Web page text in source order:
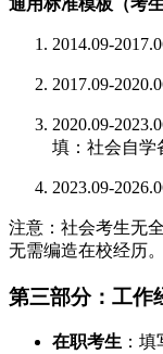
通用标准模板（考
2014.09-
2017.09-
2020.09-
填：社会自学
2023.09-
注意：社会考生无
无需编造在校经历。
第三部分：工作
在职考生 ：